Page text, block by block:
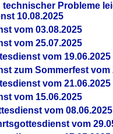
Probleme
10.08.2025
vom 03.08.2025
vom 25.07.2025
vom 19.06.2025
zum Sommerfest vom
vom 21.06.2025
vom 15.06.2025
vom 08.06.2025
vom